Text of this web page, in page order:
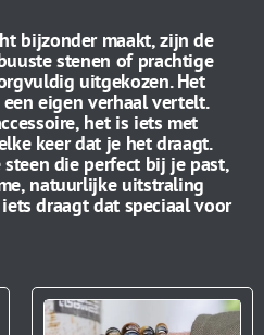
bijzonder maakt, zijn de
stenen of prachtige
uitgekozen. Het
eigen verhaal vertelt.
het is iets met
keer dat je het draagt.
die perfect bij je past,
natuurlijke uitstraling
draagt dat speciaal voor